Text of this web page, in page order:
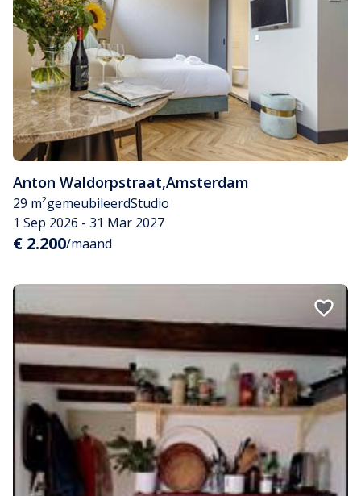
Anton Waldorpstraat,Amsterdam
29 m²gemeubileerdStudio
1 Sep 2026 - 31 Mar 2027
€ 2.200/maand